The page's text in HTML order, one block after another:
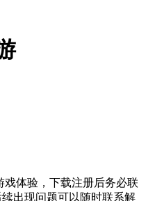
体验，下载注册后务必联
出现问题可以随时联系解